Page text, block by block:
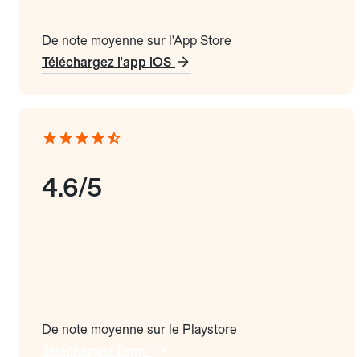
De note moyenne sur l'App Store
Téléchargez l'app iOS
4.6/5
De note moyenne sur le Playstore